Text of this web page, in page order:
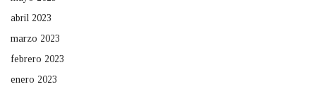
abril 2023
marzo 2023
febrero 2023
enero 2023